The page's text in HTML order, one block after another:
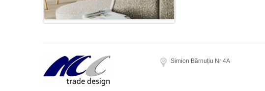
Simion Bărnuțiu Nr 4A